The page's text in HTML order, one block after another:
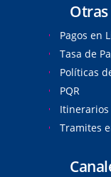
Otras
Pagos en
Tasa de
Políticas
PQR
Itinerarios
Tramites